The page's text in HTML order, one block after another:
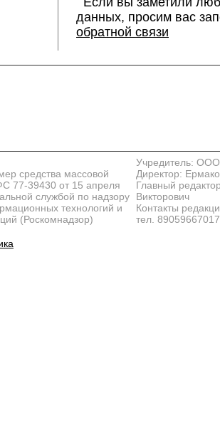
данных, просим вас
обратной связи
средства массовой
77-39430 от 15 апреля
службой по надзору
технологий и
(Роскомнадзор)
Учредитель:
Директор:
Главный
Викторович
Контакты
тел. 89059667017